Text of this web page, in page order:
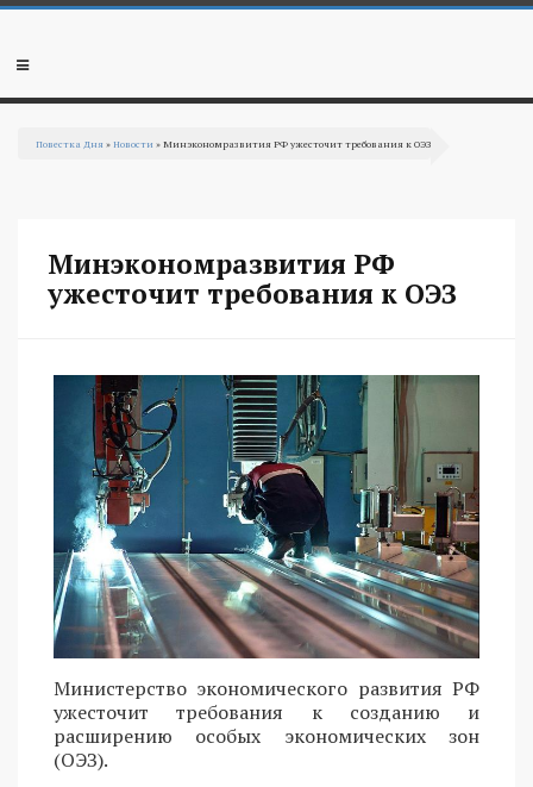
Перейти к основному содержанию
Мобильное
Повестка Дня »Новости » Минэкономразвития РФ ужесточит требования к ОЭЗ
Минэкономразвития РФ
ужесточит требования к ОЭЗ
Министерство экономического развития РФ
ужесточит требования к созданию и
расширению особых экономических зон
(ОЭЗ).